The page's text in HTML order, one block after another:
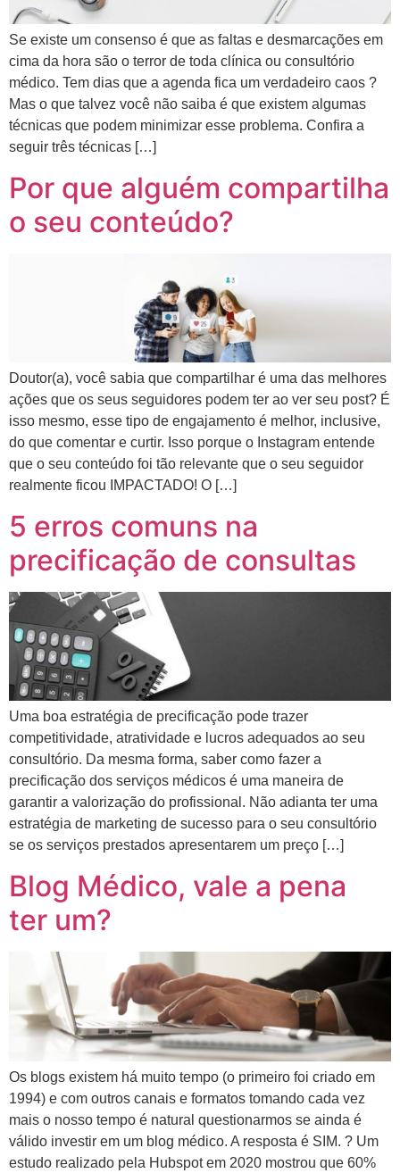
Se existe um consenso é que as faltas e desmarcações em
cima da hora são o terror de toda clínica ou consultório
médico. Tem dias que a agenda fica um verdadeiro caos ?
Mas o que talvez você não saiba é que existem algumas
técnicas que podem minimizar esse problema. Confira a
seguir três técnicas […]
Por que alguém compartilha
o seu conteúdo?
Doutor(a), você sabia que compartilhar é uma das melhores
ações que os seus seguidores podem ter ao ver seu post? É
isso mesmo, esse tipo de engajamento é melhor, inclusive,
do que comentar e curtir. Isso porque o Instagram entende
que o seu conteúdo foi tão relevante que o seu seguidor
realmente ficou IMPACTADO! O […]
5 erros comuns na
precificação de consultas
Uma boa estratégia de precificação pode trazer
competitividade, atratividade e lucros adequados ao seu
consultório. Da mesma forma, saber como fazer a
precificação dos serviços médicos é uma maneira de
garantir a valorização do profissional. Não adianta ter uma
estratégia de marketing de sucesso para o seu consultório
se os serviços prestados apresentarem um preço […]
Blog Médico, vale a pena
ter um?
Os blogs existem há muito tempo (o primeiro foi criado em
1994) e com outros canais e formatos tomando cada vez
mais o nosso tempo é natural questionarmos se ainda é
válido investir em um blog médico. A resposta é SIM. ? Um
estudo realizado pela Hubspot em 2020 mostrou que 60%